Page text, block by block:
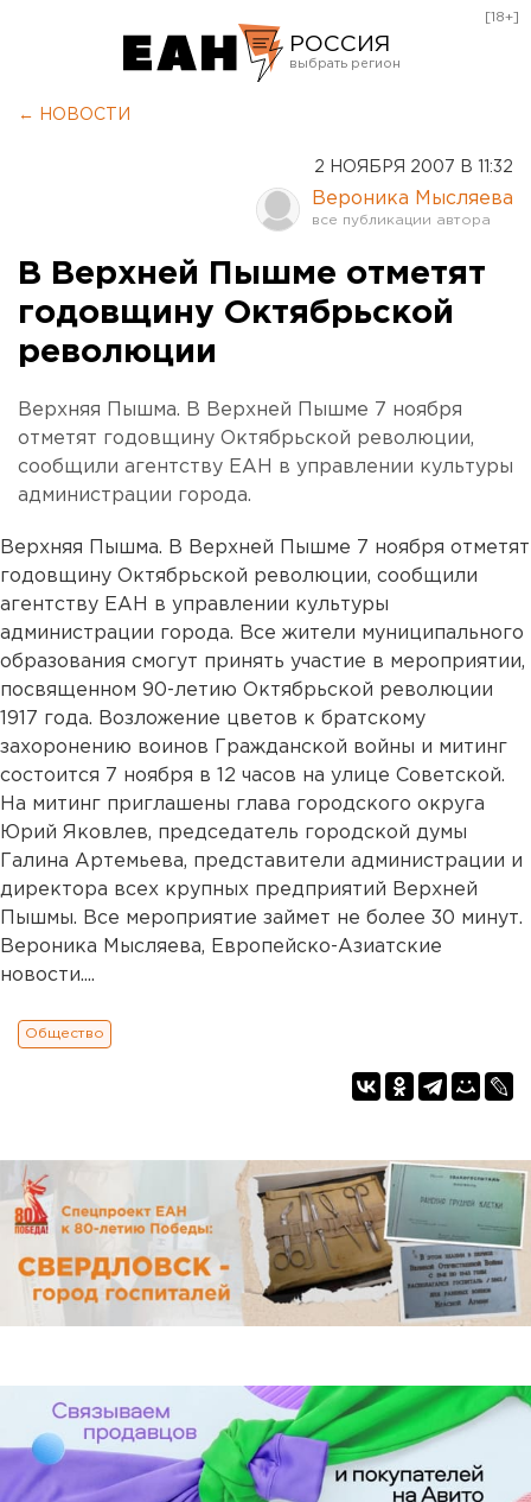
РОССИЯ
Оренбург
[18+]
← НОВОСТИ
2 НОЯБРЯ 2007 В 11:32
Вероника Мысляева
В Верхней Пышме отметят
годовщину Октябрьской
революции
Верхняя Пышма. В Верхней Пышме 7 ноября
отметят годовщину Октябрьской революции,
сообщили агентству ЕАН в управлении культуры
администрации города.
Верхняя Пышма. В Верхней Пышме 7 ноября отметят
годовщину Октябрьской революции, сообщили
агентству ЕАН в управлении культуры
администрации города. Все жители муниципального
образования смогут принять участие в мероприятии,
посвященном 90-летию Октябрьской революции
1917 года. Возложение цветов к братскому
захоронению воинов Гражданской войны и митинг
состоится 7 ноября в 12 часов на улице Советской.
На митинг приглашены глава городского округа
Юрий Яковлев, председатель городской думы
Галина Артемьева, представители администрации и
директора всех крупных предприятий Верхней
Пышмы. Все мероприятие займет не более 30 минут.
Вероника Мысляева, Европейско-Азиатские
новости....
Общество